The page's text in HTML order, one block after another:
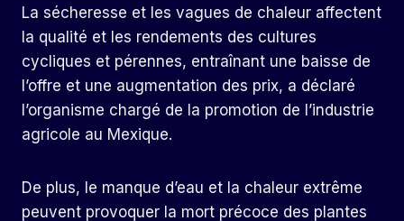
La sécheresse et les vagues de chaleur affectent
la qualité et les rendements des cultures
cycliques et pérennes, entraînant une baisse de
l’offre et une augmentation des prix, a déclaré
l’organisme chargé de la promotion de l’industrie
agricole au Mexique.
De plus, le manque d’eau et la chaleur extrême
peuvent provoquer la mort précoce des plantes